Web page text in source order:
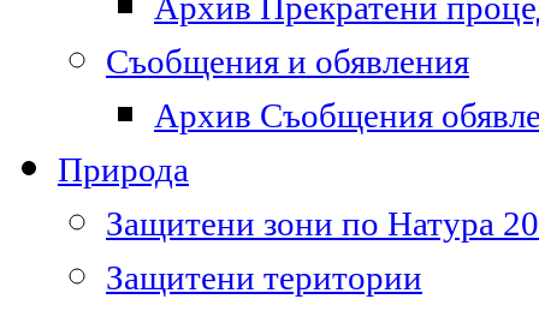
Архив Прекратени
Съобщения и обявления
Архив Съобщения
Природа
Защитени зони по Натура
Защитени територии